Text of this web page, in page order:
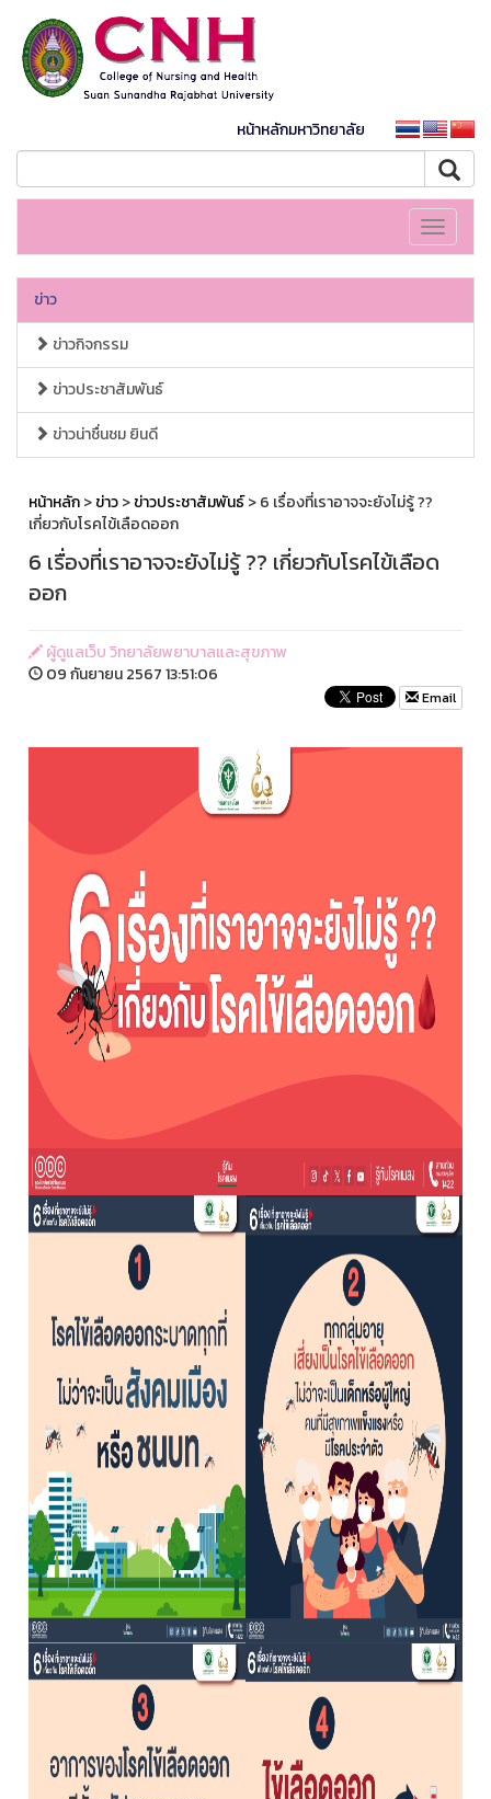
หน้าหลักมหาวิทยาลัย
Toggle
ข่าว
ข่าวกิจกรรม
ข่าวประชาสัมพันธ์
ข่าวน่าชื่นชม ยินดี
หน้าหลัก>ข่าว>ข่าวประชาสัมพันธ์> 6 เรื่องที่เราอาจจะยังไม่รู้ ??
เกี่ยวกับโรคไข้เลือดออก
6 เรื่องที่เราอาจจะยังไม่รู้ ?? เกี่ยวกับโรคไข้เลือด
ออก
ผู้ดูแลเว็บ วิทยาลัยพยาบาลและสุขภาพ
09 กันยายน 2567 13:51:06
Email